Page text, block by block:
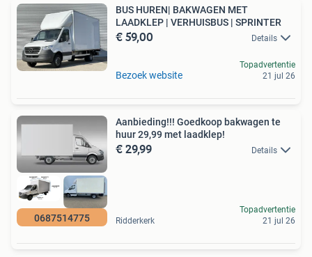
BUS HUREN| BAKWAGEN MET
LAADKLEP | VERHUISBUS | SPRINTER
€ 59,00 Details
Bezoek website
Topadvertentie
21 jul 26
0687514775
Aanbieding!!! Goedkoop bakwagen te
huur 29,99 met laadklep!
€ 29,99 Details
Ridderkerk
Topadvertentie
21 jul 26